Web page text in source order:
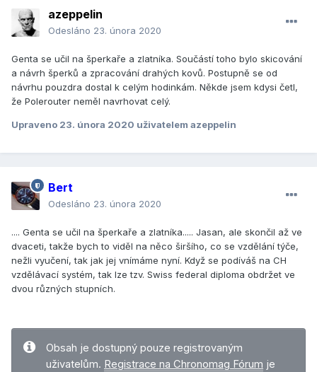
azeppelin
Odesláno 23. února 2020
Genta se učil na šperkaře a zlatníka. Součástí toho bylo skicování
a návrh šperků a zpracování drahých kovů. Postupně se od
návrhu pouzdra dostal k celým hodinkám. Někde jsem kdysi četl,
že Polerouter neměl navrhovat celý.
Upraveno 23. února 2020 uživatelem azeppelin
Bert
Odesláno 23. února 2020
.... Genta se učil na šperkaře a zlatníka..... Jasan, ale skončil až ve
dvaceti, takže bych to viděl na něco širšího, co se vzdělání týče,
nežli vyučení, tak jak jej vnímáme nyní. Když se podíváš na CH
vzdělávací systém, tak lze tzv. Swiss federal diploma obdržet ve
dvou různých stupních.
Obsah je dostupný pouze registrovaným
uživatelům. Registrace na Chronomag Fórum je